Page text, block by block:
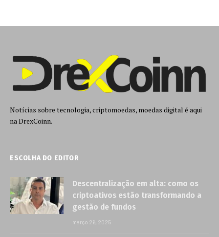
Notícias sobre tecnologia, criptomoedas, moedas digital é aqui
na DrexCoinn.
ESCOLHA DO EDITOR
Descentralização em alta: como os
criptoativos estão transformando a
gestão de fundos
março 26, 2025